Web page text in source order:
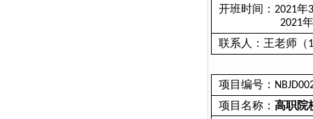
开班时间： 2021年3
2021年
联系人：王老师（
项目编号：
项目名称： 高职院